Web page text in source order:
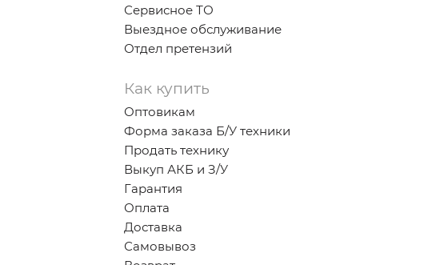
Сервисное ТО
Выездное обслуживание
Отдел претензий
Как купить
Оптовикам
Форма заказа Б/У техники
Продать технику
Выкуп АКБ и З/У
Гарантия
Оплата
Доставка
Самовывоз